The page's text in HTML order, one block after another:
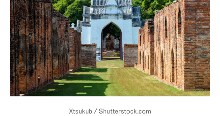
Xtsukub / Shutterstock.com